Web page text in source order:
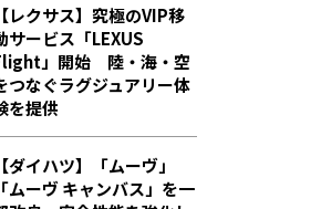
【レクサス】究極のVIP移
サービス「LEXUS
」開始 陸・海・空
つなぐラグジュアリー体
を提供
【ダイハツ】「ムーヴ」
「ムーヴ キャンバス」を一